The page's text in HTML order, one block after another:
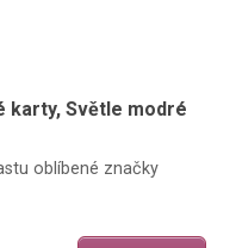
karty, Světle modré
oblíbené značky